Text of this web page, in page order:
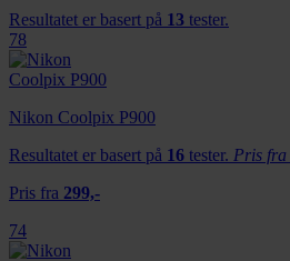
Resultatet er basert på 13 tester.
78
Nikon Coolpix P900
Resultatet er basert på 16 tester. Pris fra
Pris fra 299,-
74